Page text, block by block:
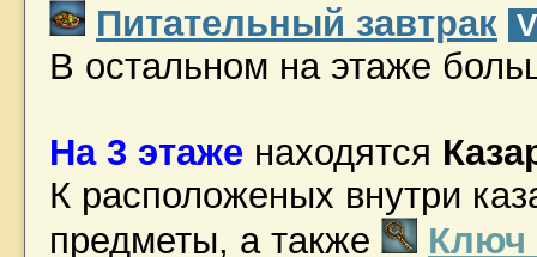
Питательный завтрак
В остальном на этаже
На 3 этаже находятся
К расположеных внутри
предметы, а также
Ключ